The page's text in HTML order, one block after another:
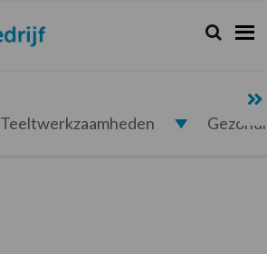
Zoeken...
Zoek
Teeltwerkzaamheden